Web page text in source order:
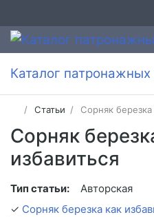
Каталог
Статьи Сорняк березка
Сорняк
избавиться
Тип статьи:
Авторская
✓ Сорняк березка как